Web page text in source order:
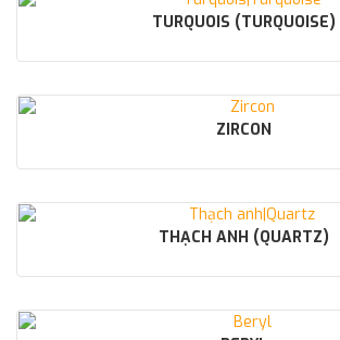
TURQUOIS (TURQUOISE)
ZIRCON
THẠCH ANH (QUARTZ)